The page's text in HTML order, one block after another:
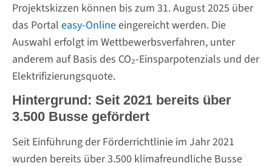
Projektskizzen können bis zum 31. August 2025 über
das Portal easy-Onlineeingereicht werden. Die
Auswahl erfolgt im Wettbewerbsverfahren, unter
anderem auf Basis des CO₂-Einsparpotenzials und der
Elektrifizierungsquote.
Hintergrund: Seit 2021 bereits über
3.500 Busse gefördert
Seit Einführung der Förderrichtlinie im Jahr 2021
wurden bereits über 3.500 klimafreundliche Busse